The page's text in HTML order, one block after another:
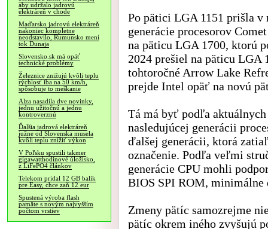
aby udržalo jadrovú
elektráreň v chode
Maďarsko jadrovú elektráreň
nakoniec kompletne
neodstavilo, Rumunsko mení
tok Dunaja
Slovensko.sk má opäť
technické problémy
Železnice znižujú kvôli teplu
rýchlosť iba na 50 km/h,
spôsobuje to meškanie
Alza nasadila dve novinky,
jednu užitočnú a jednu
kontroverznú
Ďalšia jadrová elektráreň
južne od Slovenska musela
kvôli teplu znížiť výkon
V Poľsku spustili takmer
gigawatthodinové úložisko,
z LiFePO4 článkov
Telekom pridal 12 GB balík
pre Easy, chce zaň 12 eur
Spustená výroba flash
pamäte s novým najvyšším
počtom vrstiev
Po pätici LGA 1151 prišla
generácie procesorov
na päticu LGA 1700, ktorú
2024 prešiel na päticu LGA
tohtoročné Arrow Lake
prejde Intel opäť na novú
Tá má byť podľa
nasledujúcej generácii
ďalšej generácii, ktorá
označenie. Podľa veľmi
generácie CPU mohli
BIOS SPI ROM, minimálne
Zmeny pätíc samozrejme
pätíc okrem iného zvyšujú